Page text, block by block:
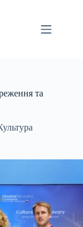
та